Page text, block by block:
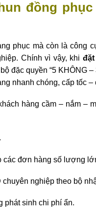
đồng
phục mà còn là công
Chính vì vậy, khi
đặc quyền “5 KHÔNG –
nhanh chóng, cấp tốc –
hàng cầm – nắm –
các đơn hàng số lượng
chuyên nghiệp theo bộ
phát sinh chi phí ẩn.